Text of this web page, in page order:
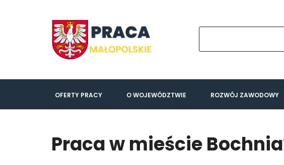
OFERTY PRACY O WOJEWÓDZTWIE ROZWÓJ ZAWODOWY
Praca w mieście